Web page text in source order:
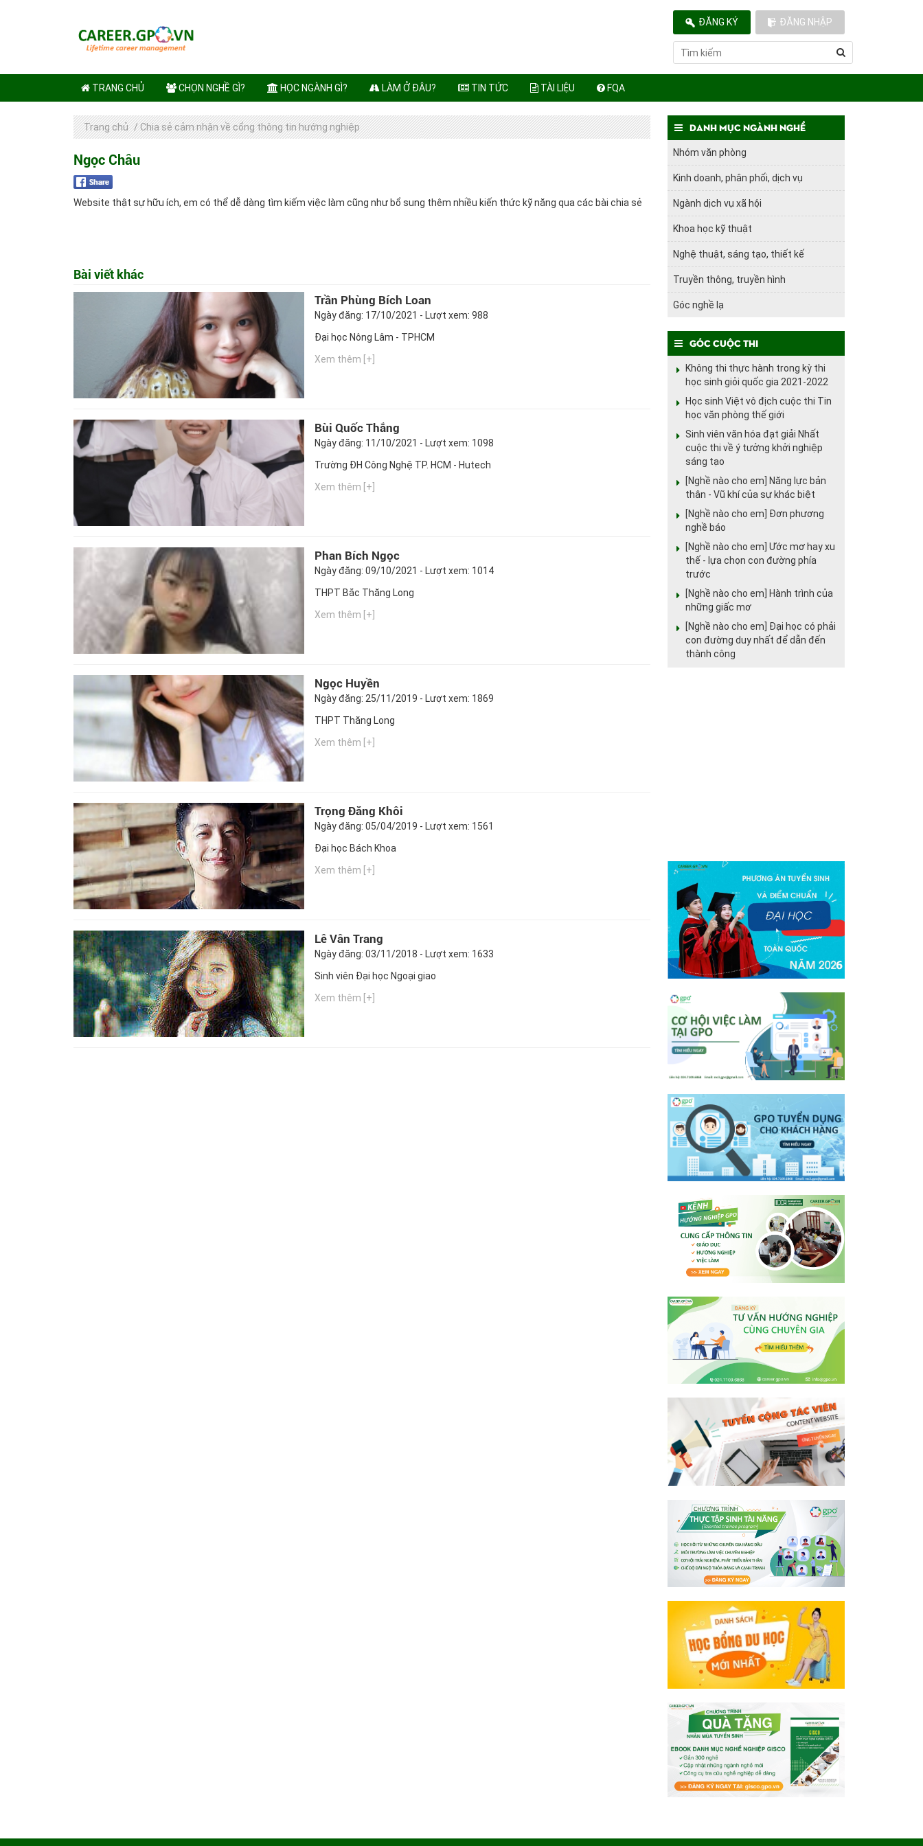
ĐĂNG KÝ ĐĂNG NHẬP
TRANG CHỦ CHỌN NGHỀ GÌ? HỌC NGÀNH GÌ? LÀM Ở ĐÂU? TIN TỨC TÀI LIỆU FQA
Trang chủ / Chia sẻ cảm nhận về cổng thông tin hướng nghiệp
Ngọc Châu
Website thật sự hữu ích, em có thể dễ dàng tìm kiếm việc làm cũng như bổ sung thêm nhiều kiến thức kỹ năng qua các bài chia sẻ
Bài viết khác
Trần Phùng Bích Loan
Ngày đăng: 17/10/2021 - Lượt xem: 988
Đại học Nông Lâm - TPHCM
Xem thêm [+]
Bùi Quốc Thắng
Ngày đăng: 11/10/2021 - Lượt xem: 1098
Trường ĐH Công Nghệ TP. HCM - Hutech
Xem thêm [+]
Phan Bích Ngọc
Ngày đăng: 09/10/2021 - Lượt xem: 1014
THPT Bắc Thăng Long
Xem thêm [+]
Ngọc Huyền
Ngày đăng: 25/11/2019 - Lượt xem: 1869
THPT Thăng Long
Xem thêm [+]
Trọng Đăng Khôi
Ngày đăng: 05/04/2019 - Lượt xem: 1561
Đại học Bách Khoa
Xem thêm [+]
Lê Vân Trang
Ngày đăng: 03/11/2018 - Lượt xem: 1633
Sinh viên Đại học Ngoại giao
Xem thêm [+]
Danh mục ngành nghề
Nhóm văn phòng
Kinh doanh, phân phối, dịch vụ
Ngành dịch vụ xã hội
Khoa học kỹ thuật
Nghệ thuật, sáng tạo, thiết kế
Truyền thông, truyền hình
Góc nghề lạ
Góc cuộc thi
Không thi thực hành trong kỳ thi
học sinh giỏi quốc gia 2021-2022
Học sinh Việt vô địch cuộc thi Tin
học văn phòng thế giới
Sinh viên văn hóa đạt giải Nhất
cuộc thi về ý tưởng khởi nghiệp
sáng tạo
[Nghề nào cho em] Năng lực bản
thân - Vũ khí của sự khác biệt
[Nghề nào cho em] Đơn phương
nghề báo
[Nghề nào cho em] Ước mơ hay xu
thế - lựa chọn con đường phía
trước
[Nghề nào cho em] Hành trình của
những giấc mơ
[Nghề nào cho em] Đại học có phải
con đường duy nhất để dẫn đến
thành công